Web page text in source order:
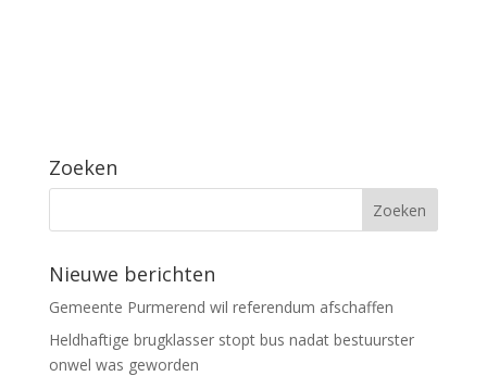
Zoeken
Nieuwe berichten
Gemeente Purmerend wil referendum afschaffen
Heldhaftige brugklasser stopt bus nadat bestuurster
onwel was geworden